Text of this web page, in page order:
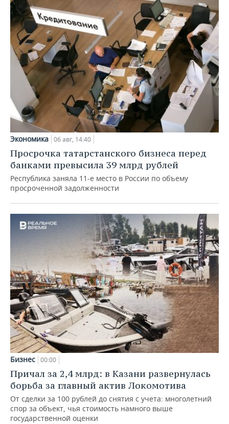
Экономика 06 авг, 14:40
Просрочка татарстанского бизнеса перед
банками превысила 39 млрд рублей
Республика заняла 11-е место в России по объему
просроченной задолженности
Бизнес 00:00
Причал за 2,4 млрд: в Казани развернулась
борьба за главный актив Локомотива
От сделки за 100 рублей до снятия с учета: многолетний
спор за объект, чья стоимость намного выше
государственной оценки